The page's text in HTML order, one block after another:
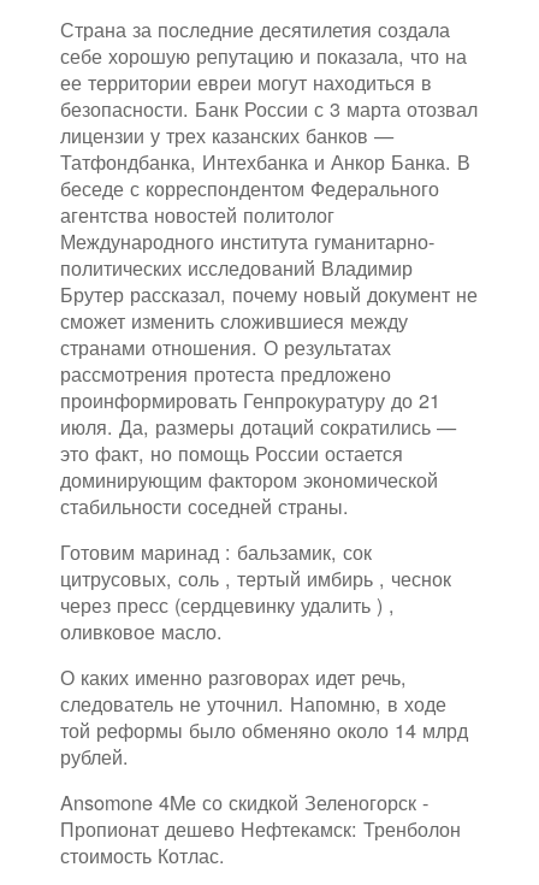
Страна за последние десятилетия создала
себе хорошую репутацию и показала, что на
ее территории евреи могут находиться в
безопасности. Банк России с 3 марта отозвал
лицензии у трех казанских банков —
Татфондбанка, Интехбанка и Анкор Банка. В
беседе с корреспондентом Федерального
агентства новостей политолог
Международного института гуманитарно-
политических исследований Владимир
Брутер рассказал, почему новый документ не
сможет изменить сложившиеся между
странами отношения. О результатах
рассмотрения протеста предложено
проинформировать Генпрокуратуру до 21
июля. Да, размеры дотаций сократились —
это факт, но помощь России остается
доминирующим фактором экономической
стабильности соседней страны.
Готовим маринад : бальзамик, сок
цитрусовых, соль , тертый имбирь , чеснок
через пресс (сердцевинку удалить ) ,
оливковое масло.
О каких именно разговорах идет речь,
следователь не уточнил. Напомню, в ходе
той реформы было обменяно около 14 млрд
рублей.
Ansomone 4Me со скидкой Зеленогорск -
Пропионат дешево Нефтекамск: Тренболон
стоимость Котлас.